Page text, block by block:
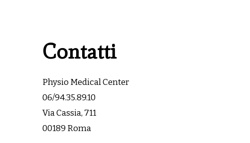
Contatti
Physio Medical Center
06/94.35.89.10
Via Cassia, 711
00189 Roma